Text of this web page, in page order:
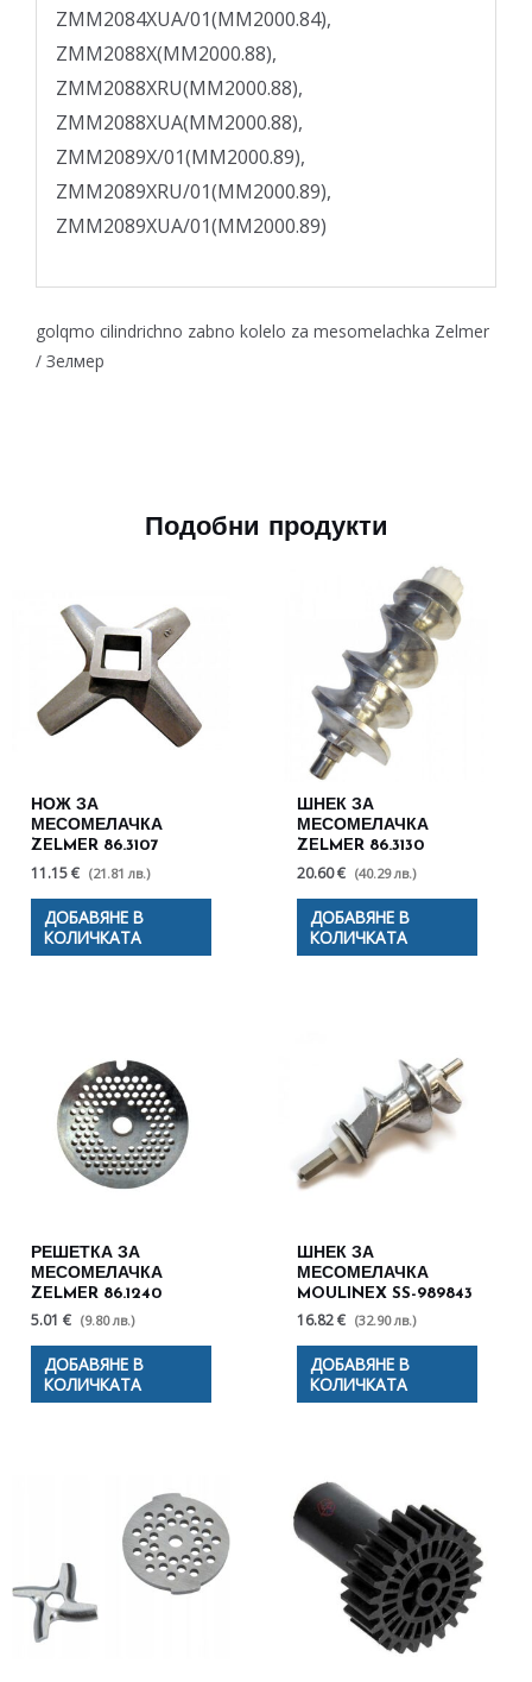
golqmo cilindrichno zabno kolelo za mesomelachka Zelmer
/ Зелмер
Подобни продукти
НОЖ ЗА
МЕСОМЕЛАЧКА
ZELMER 86.3107
11.15 € (21.81 лв.)
ДОБАВЯНЕ В
КОЛИЧКАТА
ШНЕК ЗА
МЕСОМЕЛАЧКА
ZELMER 86.3130
20.60 € (40.29 лв.)
ДОБАВЯНЕ В
КОЛИЧКАТА
РЕШЕТКА ЗА
МЕСОМЕЛАЧКА
ZELMER 86.1240
5.01 € (9.80 лв.)
ДОБАВЯНЕ В
КОЛИЧКАТА
ШНЕК ЗА
МЕСОМЕЛАЧКА
MOULINEX SS-989843
16.82 € (32.90 лв.)
ДОБАВЯНЕ В
КОЛИЧКАТА